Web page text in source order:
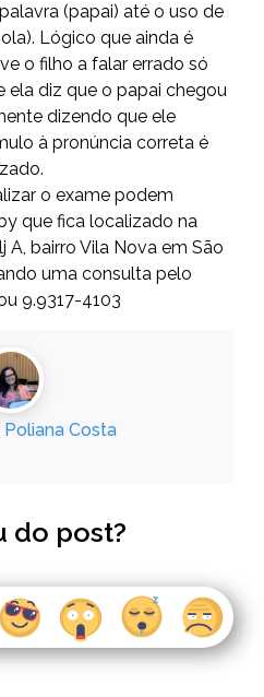
(papai) até o uso de
Lógico que ainda é
o filho a falar errado só
ela diz que o papai chegou
dizendo que ele
à pronúncia correta é
o exame podem
que fica localizado na
A, bairro Vila Nova em São
uma consulta pelo
9.9317-4103
Poliana Costa
do post?